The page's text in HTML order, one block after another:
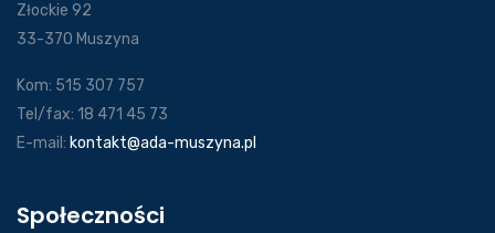
Złockie 92
33-370 Muszyna
Kom: 515 307 757
Tel/fax: 18 471 45 73
E-mail: kontakt@ada-muszyna.pl
Społeczności